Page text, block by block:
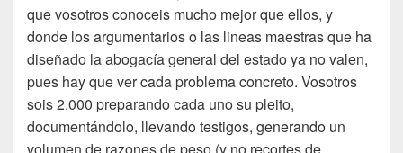
que vosotros conoceis mucho mejor que ellos, y
donde los argumentarios o las lineas maestras que ha
diseñado la abogacía general del estado ya no valen,
pues hay que ver cada problema concreto. Vosotros
sois 2.000 preparando cada uno su pleito,
documentándolo, llevando testigos, generando un
volumen de razones de peso (y no recortes de